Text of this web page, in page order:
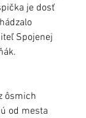
je dosť
Spojenej
ôsmich
od mesta